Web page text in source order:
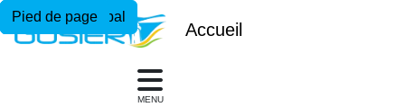
Menu principal
Contenu principal
Pied de page
Accueil
MENU